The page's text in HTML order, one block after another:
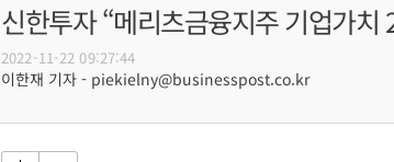
신한투자 “메리츠금융지주 기업가치
2022-11-22 09:27:44
이한재 기자 - piekielny@businesspost.co.kr